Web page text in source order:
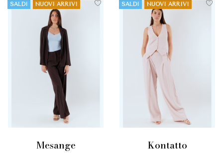
SALDI NUOVI ARRIVI
mesange
SALDI NUOVI ARRIVI
kontatto